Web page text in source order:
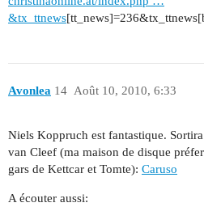
&tx_ttnews
Avonlea Août 10, 2010, 6:33
14
Niels Koppruch est fantastique.
van Cleef (ma maison de disque
gars de Kettcar et Tomte): Caruso
A écouter aussi: